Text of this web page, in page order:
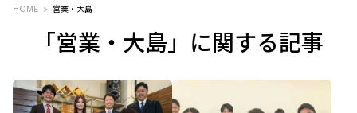
HOME 営業・大島
「営業・大島」に関する記事